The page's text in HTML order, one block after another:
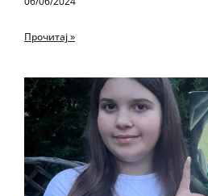
Прочитај »